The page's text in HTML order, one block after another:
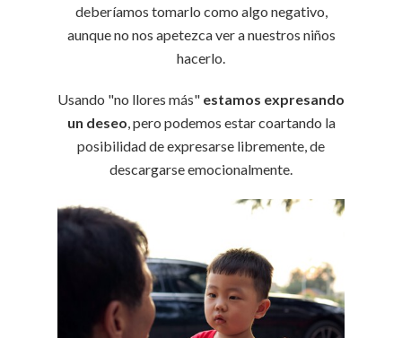
deberíamos tomarlo como algo negativo,
aunque no nos apetezca ver a nuestros niños
hacerlo.
Usando "no llores más" estamos expresando
un deseo, pero podemos estar coartando la
posibilidad de expresarse libremente, de
descargarse emocionalmente.